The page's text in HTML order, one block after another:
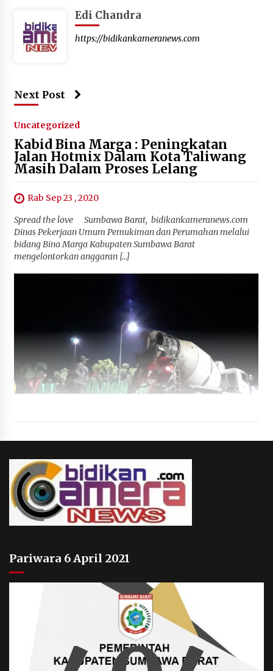
Edi Chandra
https://bidikankameranews.com
Next Post
Uncategorized
Kabid Bina Marga : Peningkatan
Jalan Hotmix Dalam Kota Taliwang
Masih Dalam Proses Lelang
Rab Sep 23 , 2020
Spread the love Sumbawa Barat, bidikankameranews.com
Dinas Pekerjaan Umum Pemukiman dan Perumahan melalui
bidang Bina Marga Kabupaten Sumbawa Barat
mengelontorkan anggaran […]
Pariwara 6 April 2021